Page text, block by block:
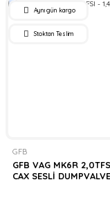
Aynı gün kargo
Stoktan Teslim
GFB
GFB VAG MK6R
CAX SESLİ DUMPVALVE